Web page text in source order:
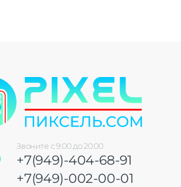
Звоните с 9:00 до 20:00
+7(949)-404-68-91
+7(949)-002-00-01